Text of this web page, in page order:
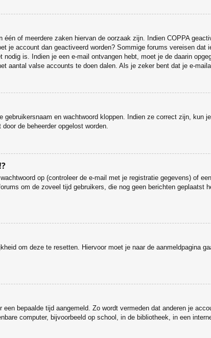
of meerdere zaken hiervan de oorzaak zijn. Indien COPPA
je account dan geactiveerd worden? Sommige forums vereisen
is. Indien je een e-mail ontvangen hebt, moet je de daarin
aantal valse accounts te doen dalen. Als je zeker bent dat je e-
en wachtwoord kloppen. Indien ze correct zijn, kun
de beheerder opgelost worden.
op (controleer de e-mail met je registratie gegevens) of
om de zoveel tijd gebruikers, die nog geen berichten geplaatst
om deze te resetten. Hiervoor moet je naar de aanmeldpagina
bepaalde tijd aangemeld. Zo wordt vermeden dat anderen je
computer, bijvoorbeeld op school, in de bibliotheek, in een